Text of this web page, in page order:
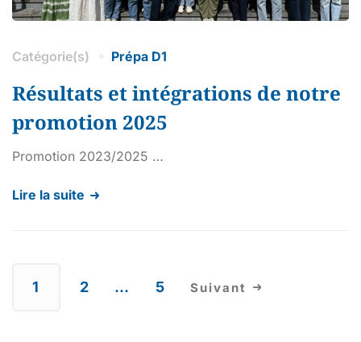
Catégorie(s) Prépa D1
Résultats et intégrations de notre
promotion 2025
Promotion 2023/2025 …
Lire la suite
1 2 … 5 Suivant